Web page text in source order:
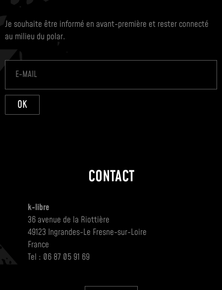
Je souhaite être informé en avant-première et rester connecté
au milieu du polar.
OK
CONTACT
k-libre
36 avenue de la Riottière
49123 Ingrandes-Le Fresne-sur-Loire
France
Tel : 06 87 05 91 69